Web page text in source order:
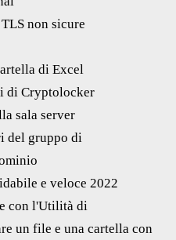
non sicure
di Excel
di Cryptolocker
sala server
del gruppo di
e veloce 2022
con l'Utilità di
un file e una cartella con